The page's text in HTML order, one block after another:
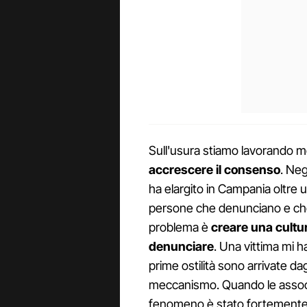
Sull'usura stiamo lavorando
accrescere il consenso.
ha elargito in Campania oltre
persone che denunciano e
problema ècreare una
denunciare. Una vittima mi
prime ostilità sono arrivate
meccanismo. Quando le
fenomeno è stato